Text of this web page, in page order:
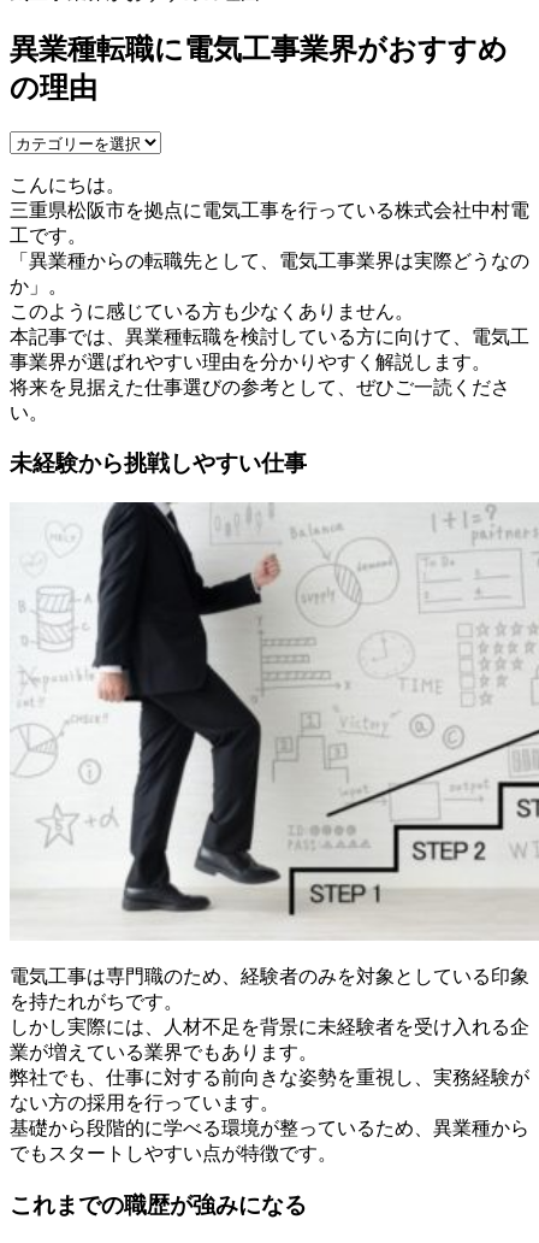
異業種転職に電気工事業界がおすすめ
の理由
こんにちは。
三重県松阪市を拠点に電気工事を行っている株式会社中村電
工です。
「異業種からの転職先として、電気工事業界は実際どうなの
か」。
このように感じている方も少なくありません。
本記事では、異業種転職を検討している方に向けて、電気工
事業界が選ばれやすい理由を分かりやすく解説します。
将来を見据えた仕事選びの参考として、ぜひご一読くださ
い。
未経験から挑戦しやすい仕事
電気工事は専門職のため、経験者のみを対象としている印象
を持たれがちです。
しかし実際には、人材不足を背景に未経験者を受け入れる企
業が増えている業界でもあります。
弊社でも、仕事に対する前向きな姿勢を重視し、実務経験が
ない方の採用を行っています。
基礎から段階的に学べる環境が整っているため、異業種から
でもスタートしやすい点が特徴です。
これまでの職歴が強みになる